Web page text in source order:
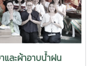
ลยีระบบอัตโนมัติ เพื่อให้
ละสามารถนำองค์ความ
อบอาชีพในอนาคต โดย
าสมรรถนะด้าน
กษะวิชาชีพที่สอดคล้อง
ละผ้าอาบน้ำฝน